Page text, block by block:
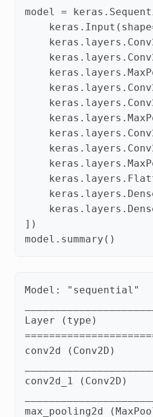
model = keras .
keras . Input ( shape
keras . layers .
keras . layers .
keras . layers .
keras . layers .
keras . layers .
keras . layers .
keras . layers .
keras . layers .
keras . layers .
keras . layers .
keras . layers .
keras . layers .
])
model . summary ()